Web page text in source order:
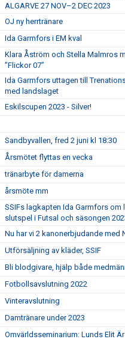
ALGARVE 27 NOV–2 DEC 2023
OJ ny herrtränare
Ida Garmfors i EM kval
Klara Åström och Stella Malmros
”Flickor 07”
Ida Garmfors uttagen till
med landslaget
Eskilscupen 2023 - Silver!
Sandbyvallen, fred 2 juni kl 18:30
Årsmötet flyttas en vecka
tränarbyte för damerna
årsmöte mm
SSIFs lagkapten Ida Garmfors om
slutspel i Futsal och säsongen
Nu har vi 2 kanonerbjudande med
Utförsäljning av kläder, SSIF
Bli blodgivare, hjälp både
Fotbollsavslutning 2022
Vinteravslutning
Damtränare under 2023
Omvärldsseminarium: Lunds Elit